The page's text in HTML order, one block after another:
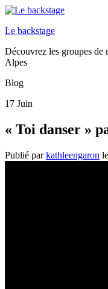
Le backstage
Découvrez les groupes de
Alpes
Blog
17 Juin
« Toi danser »
Publié parkathleengaron le